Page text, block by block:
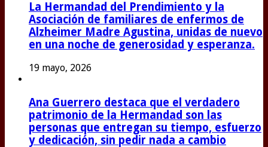
La Hermandad del Prendimiento y la
Asociación de familiares de enfermos de
Alzheimer Madre Agustina, unidas de nuevo
en una noche de generosidad y esperanza.
19 mayo, 2026
Ana Guerrero destaca que el verdadero
patrimonio de la Hermandad son las
personas que entregan su tiempo, esfuerzo
y dedicación, sin pedir nada a cambio